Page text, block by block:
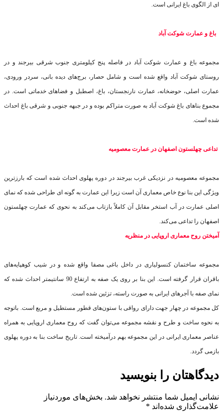
ای از الگوی باغ ایرانی است.
باغ و عمارت شوکت آباد
مجموعه باغ و عمارت شوکت آباد در فاصله پنج کیلومتری جنوب شرقی بیرجند و در
روستای شوکت آباد واقع شده است و شامل حصار، برج‌های دیده بانی، سردر ورودی،
عمارت اصلی، حوضخانه، عمارت نارنجستان، باغ، اصطبل و فضاهای خدماتی است. در
مجموع بناهای باغ شوکت آباد به صورت متراکم بوده و در جبهه جنوبی و شرقی باغ احداث
شده است.
تداعی چهلستون اصفهان در عمارت معصومیه
مجموعه معصومیه در نزدیکی غرب بیرجند در دوره پهلوی احداث شده است که بارزترین
ویژگی این بنا نوع خاص معماری آن است زیرا این عمارت به‌ گونه‌ ای طراحی شده که نمای
اصلی عمارت در آب استخر مقابل آن کاملاً بازتاب می‌‌کند به نحوی که عمارت چهلستون
اصفهان را تداعی می‌‌کند.
آمیختن روح معماری اروپایی در منظریه
مجموعه ساختمان کنسولیاری در داخل باغی مصفا واقع شده و در شیب کوهپایه‌های
باقران قرار گرفته است. این بنا بر روی یک صفه به ارتفاع 90 سانتیمتر احداث شده که
نمای صفه با آجرهای ایرانی به صورت راسته، تزئین شده است.
کل مجموعه در چهار جهت دارای رواقی با ستون‌های قطور مستطیل و مربع است. باتوجه
به نحوه ساخت و طرح و نقشه مجموعه می‌توان گفت که روح معماری اروپایی به همراه
عناصر معماری ایرانی در این مجموعه بهم درآمیخته است. تاریخ ساخت بنا به دوره پهلوی
بازمی گردد.
دیدگاهتان را بنویسید
نشانی ایمیل شما منتشر نخواهد شد. بخش‌های موردنیاز
علامت‌گذاری شده‌اند *